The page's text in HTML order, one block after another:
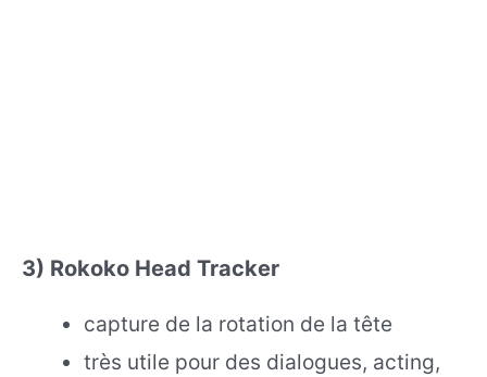
3) Rokoko Head Tracker
capture de la rotation de la tête
très utile pour des dialogues, acting,